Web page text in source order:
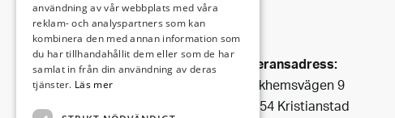
Invectus är ett
Bygg & Fastighetsbolag
som har funnits i Kristianstad
Leveransadress:
Björkhemsvägen 9
291 54 Kristianstad
användning av vår webbplats med våra
reklam- och analyspartners som kan
kombinera den med annan information som
du har tillhandahållit dem eller som de har
samlat in från din användning av deras
tjänster. Läs mer